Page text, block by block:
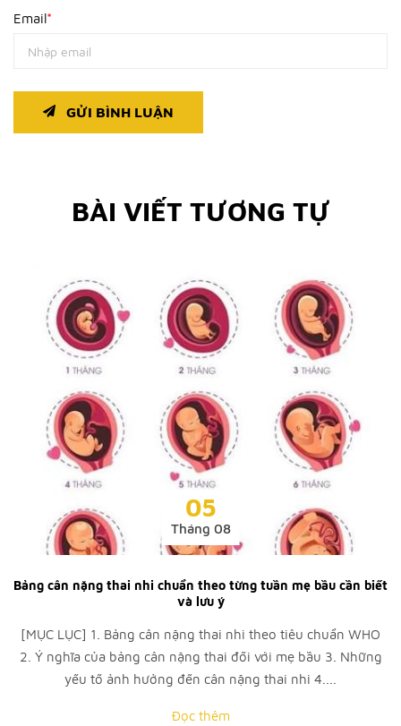
Email*
GỬI BÌNH LUẬN
BÀI VIẾT TƯƠNG TỰ
05
Tháng 08
Bảng cân nặng thai nhi chuẩn theo từng tuần mẹ bầu cần biết
và lưu ý
[MỤC LỤC] 1. Bảng cân nặng thai nhi theo tiêu chuẩn WHO
2. Ý nghĩa của bảng cân nặng thai đối với mẹ bầu 3. Những
yếu tố ảnh hưởng đến cân nặng thai nhi 4....
Đọc thêm